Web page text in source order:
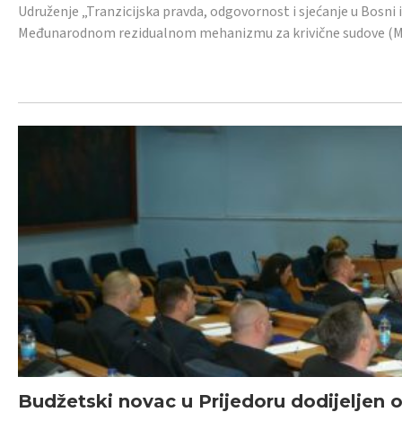
Udruženje „Tranzicijska pravda, odgovornost i sjećanje u
Međunarodnom rezidualnom mehanizmu za krivične sudove
Budžetski novac u Prijedoru dodijeljen